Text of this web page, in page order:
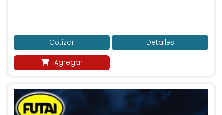
Cotizar Detalles
Agregar